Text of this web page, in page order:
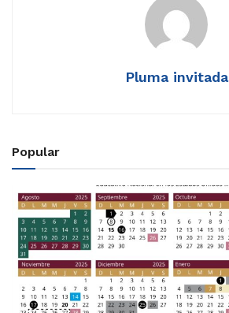
Pluma invitada
Popular